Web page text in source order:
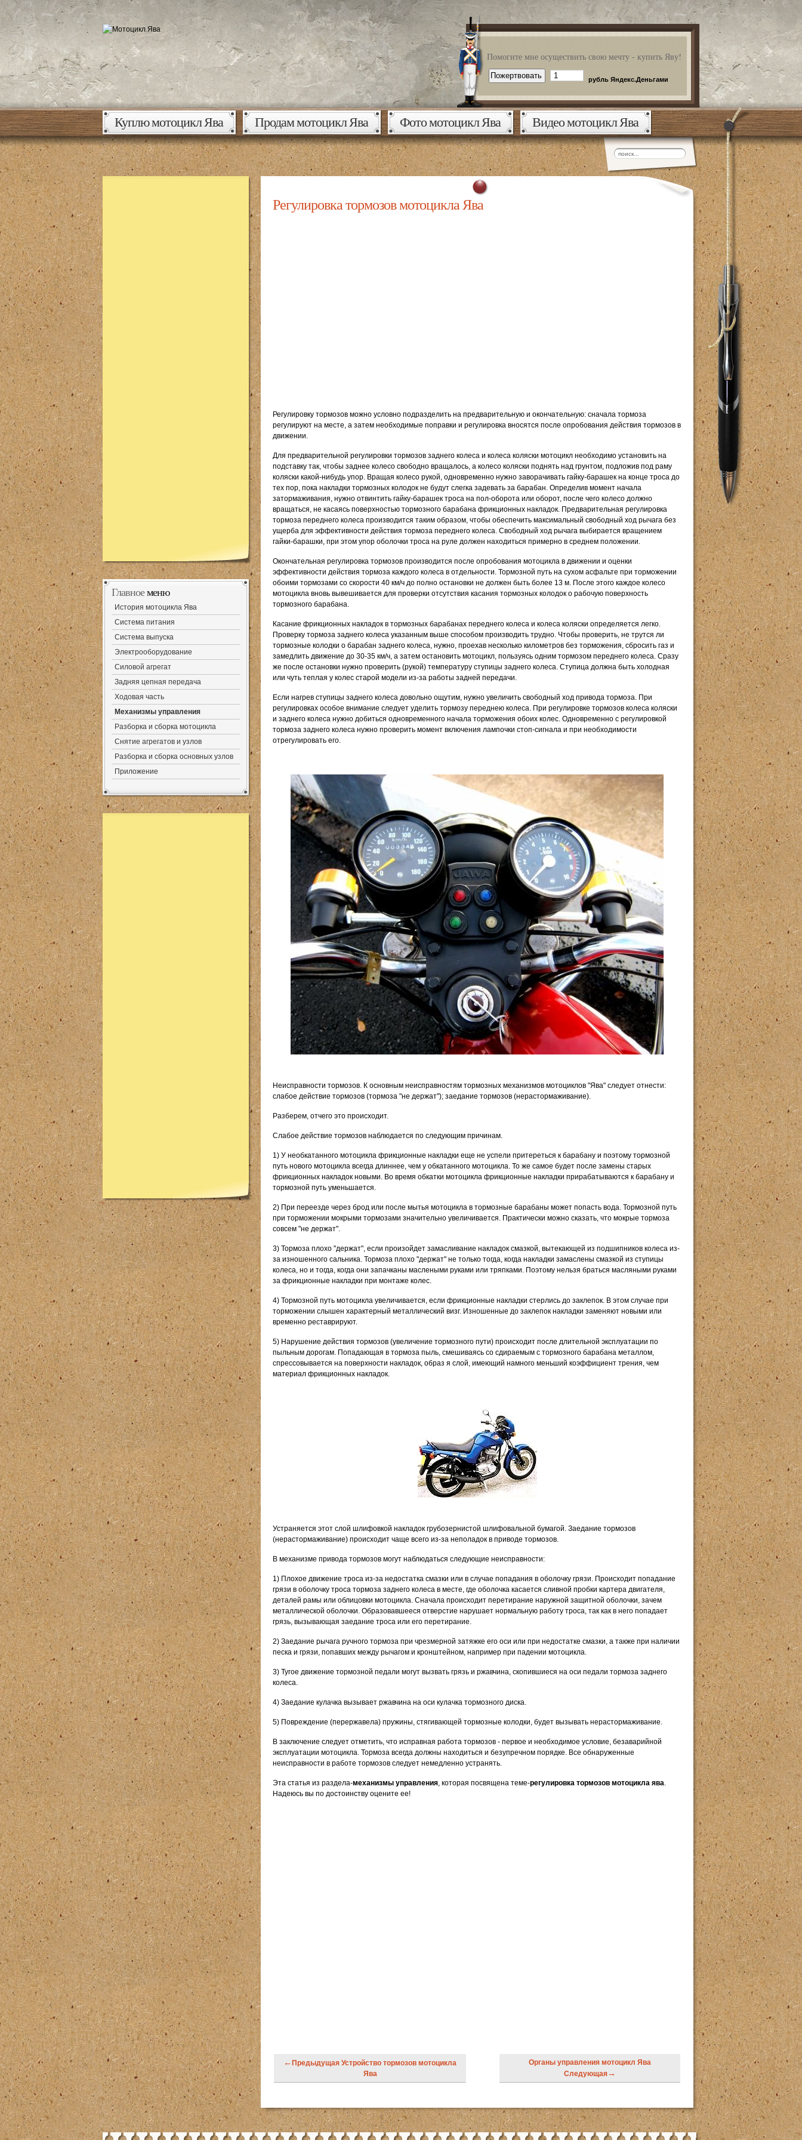
Помогите мне осуществить свою мечту - купить Яву!
рубль Яндекс.Деньгами
Куплю мотоцикл Ява Продам мотоцикл Ява Фото мотоцикл Ява Видео мотоцикл Ява
Главноеменю
История мотоцикла Ява
Система питания
Система выпуска
Электрооборудование
Силовой агрегат
Задняя цепная передача
Ходовая часть
Механизмы управления
Разборка и сборка мотоцикла
Снятие агрегатов и узлов
Разборка и сборка основных узлов
Приложение
Регулировка тормозов мотоцикла Ява
Регулировку тормозов можно условно подразделить на предварительную и окончательную: сначала тормоза
регулируют на месте, а затем необходимые поправки и регулировка вносятся после опробования действия тормозов в
движении.
Для предварительной регулировки тормозов заднего колеса и колеса коляски мотоцикл необходимо установить на
подставку так, чтобы заднее колесо свободно вращалось, а колесо коляски поднять над грунтом, подложив под раму
коляски какой-нибудь упор. Вращая колесо рукой, одновременно нужно заворачивать гайку-барашек на конце троса до
тех пор, пока накладки тормозных колодок не будут слегка задевать за барабан. Определив момент начала
затормаживания, нужно отвинтить гайку-барашек троса на пол-оборота или оборот, после чего колесо должно
вращаться, не касаясь поверхностью тормозного барабана фрикционных накладок. Предварительная регулировка
тормоза переднего колеса производится таким образом, чтобы обеспечить максимальный свободный ход рычага без
ущерба для эффективности действия тормоза переднего колеса. Свободный ход рычага выбирается вращением
гайки-барашки, при этом упор оболочки троса на руле должен находиться примерно в среднем положении.
Окончательная регулировка тормозов производится после опробования мотоцикла в движении и оценки
эффективности действия тормоза каждого колеса в отдельности. Тормозной путь на сухом асфальте при торможении
обоими тормозами со скорости 40 км/ч до полно остановки не должен быть более 13 м. После этого каждое колесо
мотоцикла вновь вывешивается для проверки отсутствия касания тормозных колодок о рабочую поверхность
тормозного барабана.
Касание фрикционных накладок в тормозных барабанах переднего колеса и колеса коляски определяется легко.
Проверку тормоза заднего колеса указанным выше способом производить трудно. Чтобы проверить, не трутся ли
тормозные колодки о барабан заднего колеса, нужно, проехав несколько километров без торможения, сбросить газ и
замедлить движение до 30-35 км/ч, а затем остановить мотоцикл, пользуясь одним тормозом переднего колеса. Сразу
же после остановки нужно проверить (рукой) температуру ступицы заднего колеса. Ступица должна быть холодная
или чуть теплая у колес старой модели из-за работы задней передачи.
Если нагрев ступицы заднего колеса довольно ощутим, нужно увеличить свободный ход привода тормоза. При
регулировках особое внимание следует уделить тормозу переднею колеса. При регулировке тормозов колеса коляски
и заднего колеса нужно добиться одновременного начала торможения обоих колес. Одновременно с регулировкой
тормоза заднего колеса нужно проверить момент включения лампочки стоп-сигнала и при необходимости
отрегулировать его.
Неисправности тормозов. К основным неисправностям тормозных механизмов мотоциклов "Ява" следует отнести:
слабое действие тормозов (тормоза "не держат"); заедание тормозов (нерастормаживание).
Разберем, отчего это происходит.
Слабое действие тормозов наблюдается по следующим причинам.
1) У необкатанного мотоцикла фрикционные накладки еще не успели притереться к барабану и поэтому тормозной
путь нового мотоцикла всегда длиннее, чем у обкатанного мотоцикла. То же самое будет после замены старых
фрикционных накладок новыми. Во время обкатки мотоцикла фрикционные накладки прирабатываются к барабану и
тормозной путь уменьшается.
2) При переезде через брод или после мытья мотоцикла в тормозные барабаны может попасть вода. Тормозной путь
при торможении мокрыми тормозами значительно увеличивается. Практически можно сказать, что мокрые тормоза
совсем "не держат".
3) Тормоза плохо "держат", если произойдет замасливание накладок смазкой, вытекающей из подшипников колеса из-
за изношенного сальника. Тормоза плохо "держат" не только тогда, когда накладки замаслены смазкой из ступицы
колеса, но и тогда, когда они запачканы маслеными руками или тряпками. Поэтому нельзя браться масляными руками
за фрикционные накладки при монтаже колес.
4) Тормозной путь мотоцикла увеличивается, если фрикционные накладки стерлись до заклепок. В этом случае при
торможении слышен характерный металлический визг. Изношенные до заклепок накладки заменяют новыми или
временно реставрируют.
5) Нарушение действия тормозов (увеличение тормозного пути) происходит после длительной эксплуатации по
пыльным дорогам. Попадающая в тормоза пыль, смешиваясь со сдираемым с тормозного барабана металлом,
спрессовывается на поверхности накладок, образ я слой, имеющий намного меньший коэффициент трения, чем
материал фрикционных накладок.
Устраняется этот слой шлифовкой накладок грубозернистой шлифовальной бумагой. Заедание тормозов
(нерастормаживание) происходит чаще всего из-за неполадок в приводе тормозов.
В механизме привода тормозов могут наблюдаться следующие неисправности:
1) Плохое движение троса из-за недостатка смазки или в случае попадания в оболочку грязи. Происходит попадание
грязи в оболочку троса тормоза заднего колеса в месте, где оболочка касается сливной пробки картера двигателя,
деталей рамы или облицовки мотоцикла. Сначала происходит перетирание наружной защитной оболочки, зачем
металлической оболочки. Образовавшееся отверстие нарушает нормальную работу троса, так как в него попадает
грязь, вызывающая заедание троса или его перетирание.
2) Заедание рычага ручного тормоза при чрезмерной затяжке его оси или при недостатке смазки, а также при наличии
песка и грязи, попавших между рычагом и кронштейном, например при падении мотоцикла.
3) Тугое движение тормозной педали могут вызвать грязь и ржавчина, скопившиеся на оси педали тормоза заднего
колеса.
4) Заедание кулачка вызывает ржавчина на оси кулачка тормозного диска.
5) Повреждение (перержавела) пружины, стягивающей тормозные колодки, будет вызывать нерастормаживание.
В заключение следует отметить, что исправная работа тормозов - первое и необходимое условие, безаварийной
эксплуатации мотоцикла. Тормоза всегда должны находиться и безупречном порядке. Все обнаруженные
неисправности в работе тормозов следует немедленно устранять.
Эта статья из раздела-механизмы управления, которая посвящена теме-регулировка тормозов мотоцикла ява.
Надеюсь вы по достоинству оцените ее!
← Предыдущая Устройство тормозов мотоцикла
Ява
Органы управления мотоцикл Ява
Следующая→